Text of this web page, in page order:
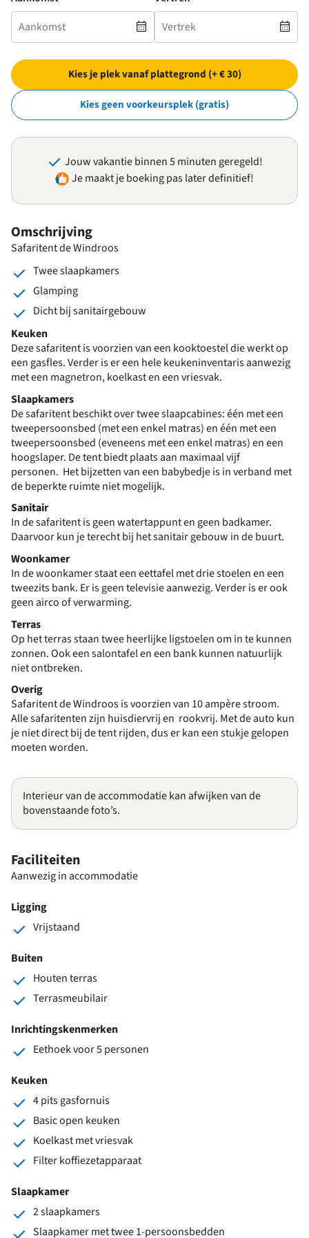
Omschrijving
Safaritent de Windroos
Twee slaapkamers
Glamping
Dicht bij sanitairgebouw
Keuken
Deze safaritent is voorzien van een kooktoestel die werkt op
een gasfles. Verder is er een hele keukeninventaris aanwezig
met een magnetron, koelkast en een vriesvak.
Slaapkamers
De safaritent beschikt over twee slaapcabines: één met een
tweepersoonsbed (met een enkel matras) en één met een
tweepersoonsbed (eveneens met een enkel matras) en een
hoogslaper. De tent biedt plaats aan maximaal vijf
personen. Het bijzetten van een babybedje is in verband met
de beperkte ruimte niet mogelijk.
Sanitair
In de safaritent is geen watertappunt en geen badkamer.
Daarvoor kun je terecht bij het sanitair gebouw in de buurt.
Woonkamer
In de woonkamer staat een eettafel met drie stoelen en een
tweezits bank. Er is geen televisie aanwezig. Verder is er ook
geen airco of verwarming.
Terras
Op het terras staan twee heerlijke ligstoelen om in te kunnen
zonnen. Ook een salontafel en een bank kunnen natuurlijk
niet ontbreken.
Overig
Safaritent de Windroos is voorzien van 10 ampère stroom.
Alle safaritenten zijn huisdiervrij en rookvrij. Met de auto kun
je niet direct bij de tent rijden, dus er kan een stukje gelopen
moeten worden.
Interieur van de accommodatie kan afwijken van de
bovenstaande foto’s.
Kies je plek vanaf plattegrond (+ € 30)
Kies geen voorkeursplek (gratis)
Jouw vakantie binnen 5 minuten geregeld!
Je maakt je boeking pas later definitief!
Faciliteiten
Aanwezig in accommodatie
Ligging
Vrijstaand
Buiten
Houten terras
Terrasmeubilair
Inrichtingskenmerken
Eethoek voor 5 personen
Keuken
4 pits gasfornuis
Basic open keuken
Koelkast met vriesvak
Filter koffiezetapparaat
Slaapkamer
2 slaapkamers
Slaapkamer met twee 1-persoonsbedden